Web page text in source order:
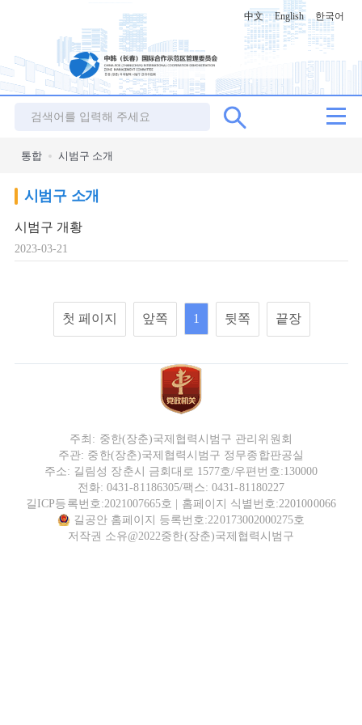
中文 English 한국어
통합 시범구 소개
시범구 소개
시범구 개황
2023-03-21
첫 페이지 앞쪽 1 뒷쪽 끝장
주최: 중한(장춘)국제협력시범구 관리위원회
주관: 중한(장춘)국제협력시범구 정무종합판공실
주소: 길림성 장춘시 금회대로 1577호/우편번호:130000
전화: 0431-81186305/팩스: 0431-81180227
길ICP등록번호:2021007665호
홈페이지 식별번호:2201000066
길공안 홈페이지 등록번호:220173002000275호
저작권 소유@2022중한(장춘)국제협력시범구